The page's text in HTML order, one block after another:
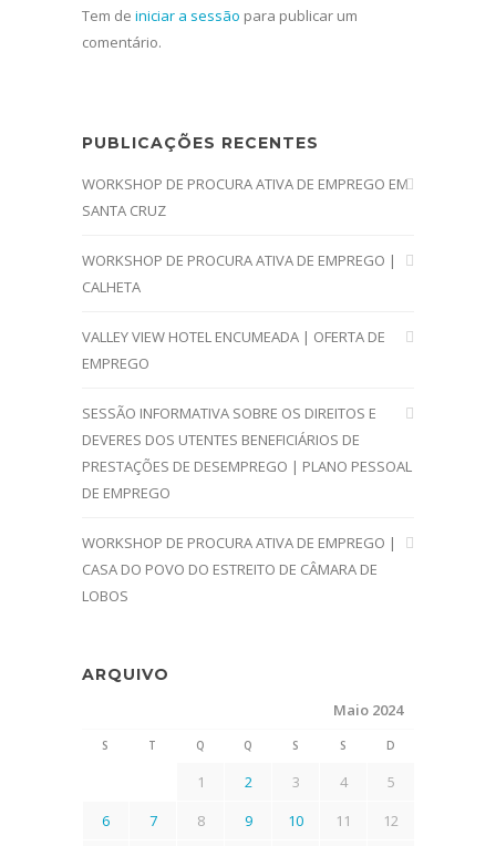
Tem de iniciar a sessão para publicar um
comentário.
PUBLICAÇÕES RECENTES
WORKSHOP DE PROCURA ATIVA DE EMPREGO EM
SANTA CRUZ
WORKSHOP DE PROCURA ATIVA DE EMPREGO |
CALHETA
VALLEY VIEW HOTEL ENCUMEADA | OFERTA DE
EMPREGO
SESSÃO INFORMATIVA SOBRE OS DIREITOS E
DEVERES DOS UTENTES BENEFICIÁRIOS DE
PRESTAÇÕES DE DESEMPREGO | PLANO PESSOAL
DE EMPREGO
WORKSHOP DE PROCURA ATIVA DE EMPREGO |
CASA DO POVO DO ESTREITO DE CÂMARA DE
LOBOS
ARQUIVO
Maio 2024
S T Q Q S S D
1 2 3 4
5
6
7 8 9 10 11
12